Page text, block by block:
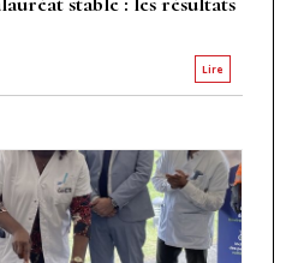
Lire